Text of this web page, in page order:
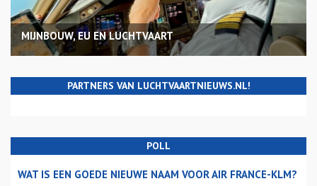
MIJNBOUW, EU EN LUCHTVAART
PARTNERS VAN LUCHTVAARTNIEUWS.NL!
POLL
WAT IS EEN GOEDE NIEUWE NAAM VOOR AIR FRANCE-KLM?